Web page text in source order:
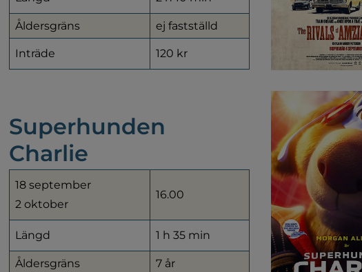
Åldersgräns ej fastställd
Inträde 120 kr
Superhunden
Charlie
18 september
2 oktober
16.00
Längd 1 h 35 min
Åldersgräns 7 år